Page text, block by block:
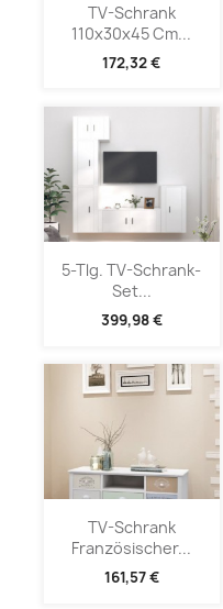
TV-Schrank
110x30x45 Cm...
172,32 €
5-Tlg. TV-Schrank-
Set...
399,98 €
TV-Schrank
Französischer...
161,57 €